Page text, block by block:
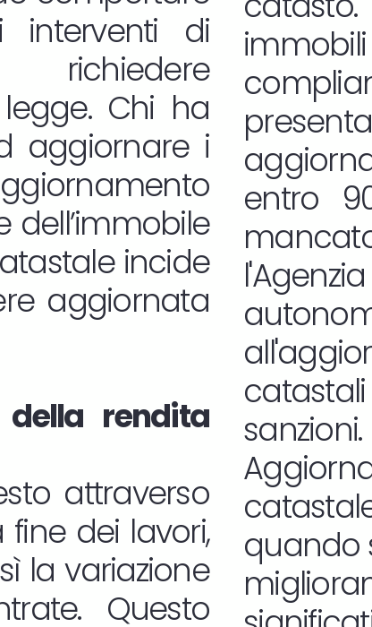
interventi di
richiedere
Chi ha
aggiornare i
incide
aggiornata
rendita
attraverso
dei lavori,
la variazione
Questo
entro
sanzioni.
quando